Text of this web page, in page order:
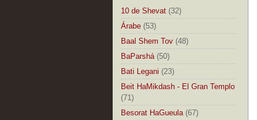
10 de Shevat (32)
Árabe (53)
Baal Shem Tov (48)
BaParshá (50)
Bati Legani (23)
Beit HaMikdash - El Gran Templo
(71)
Besorat HaGueula (67)